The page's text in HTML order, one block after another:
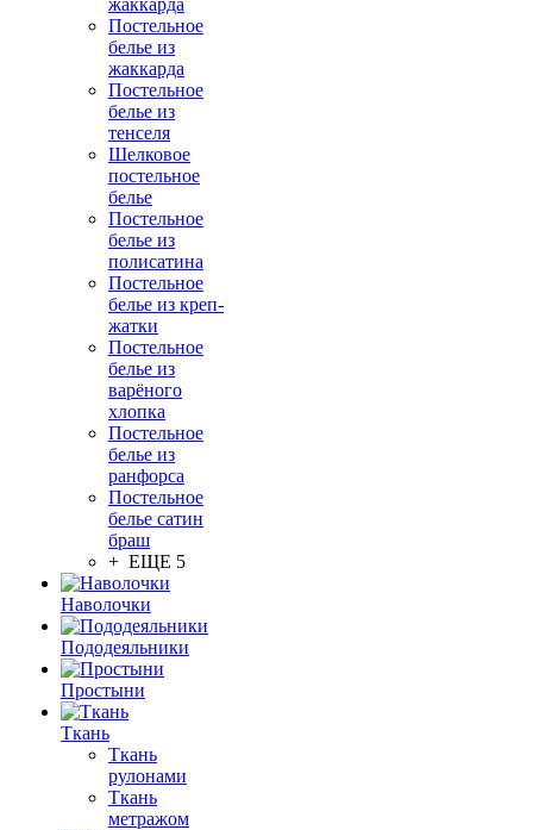
жаккарда
Постельное
белье из
жаккарда
Постельное
белье из
тенселя
Шелковое
постельное
белье
Постельное
белье из
полисатина
Постельное
белье из креп-
жатки
Постельное
белье из
варёного
хлопка
Постельное
белье из
ранфорса
Постельное
белье сатин
браш
+ ЕЩЕ 5
Наволочки
Пододеяльники
Простыни
Ткань
Ткань
рулонами
Ткань
метражом